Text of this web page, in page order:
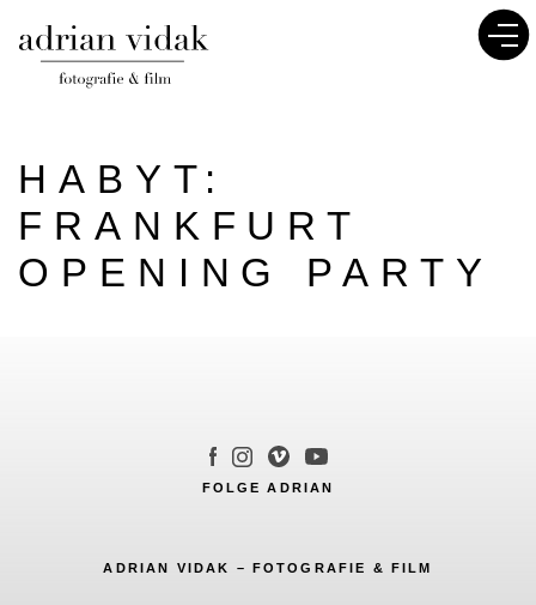
HABYT:
FRANKFURT
OPENING PARTY
FOLGE ADRIAN
ADRIAN VIDAK – FOTOGRAFIE & FILM